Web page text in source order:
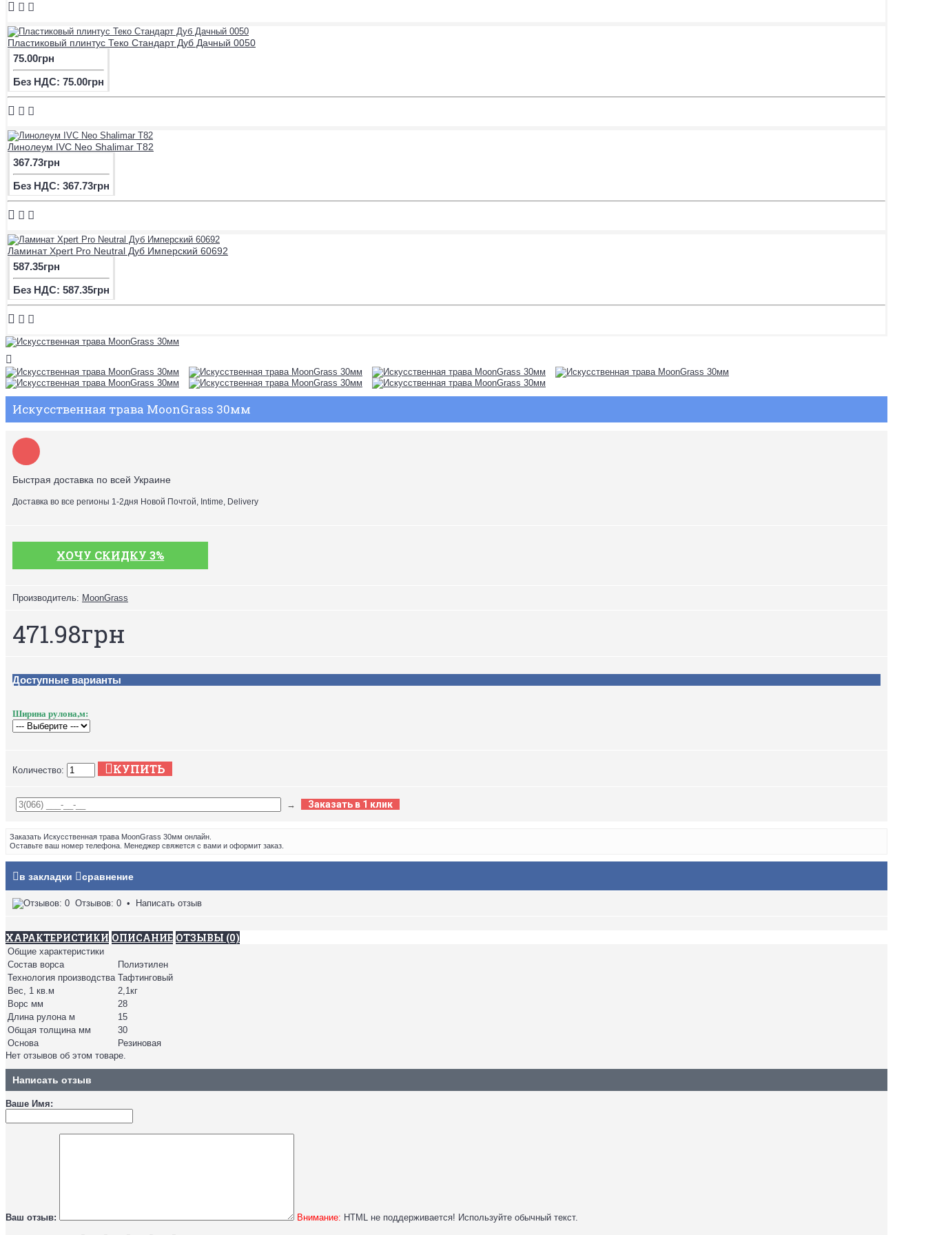
Пластиковый плинтус Теко Стандарт Дуб Дачный 0050
75.00грн
Без НДС: 75.00грн
Линолеум IVC Neo Shalimar T82
367.73грн
Без НДС: 367.73грн
Ламинат Xpert Pro Neutral Дуб Имперский 60692
587.35грн
Без НДС: 587.35грн
Искусственная трава MoonGrass 30мм
Быстрая доставка по всей Украине
Доставка во все регионы 1-2дня Новой Почтой, Intime, Delivery
ХОЧУ СКИДКУ 3%
Производитель: MoonGrass
471.98грн
Доступные варианты
Ширина рулона,м:
Количество: КУПИТЬ
→ Заказать в 1 клик
Заказать Искусственная трава MoonGrass 30мм онлайн.
Оставьте ваш номер телефона. Менеджер свяжется с вами и оформит заказ.
в закладки сравнение
Отзывов: 0 • Написать отзыв
ХАРАКТЕРИСТИКИ ОПИСАНИЕ ОТЗЫВЫ (0)
Общие характеристики
Состав ворса
Полиэтилен
Технология производства Тафтинговый
Вес, 1 кв.м
2,1кг
Ворс мм
28
Длина рулона м
15
Общая толщина мм
30
Основа
Резиновая
Нет отзывов об этом товаре.
Написать отзыв
Ваше Имя:
Ваш отзыв: Внимание: HTML не поддерживается! Используйте обычный текст.